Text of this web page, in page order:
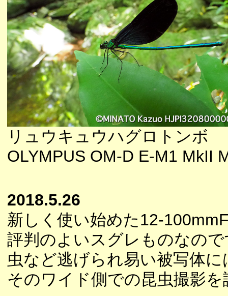
リュウキュウハグロトンボ
OLYMPUS OM-D E-M1 MkII
2018.5.26
新しく使い始めた12-
評判のよいスグレものなの
虫など逃げられ易い被写体
そのワイド側での昆虫撮影